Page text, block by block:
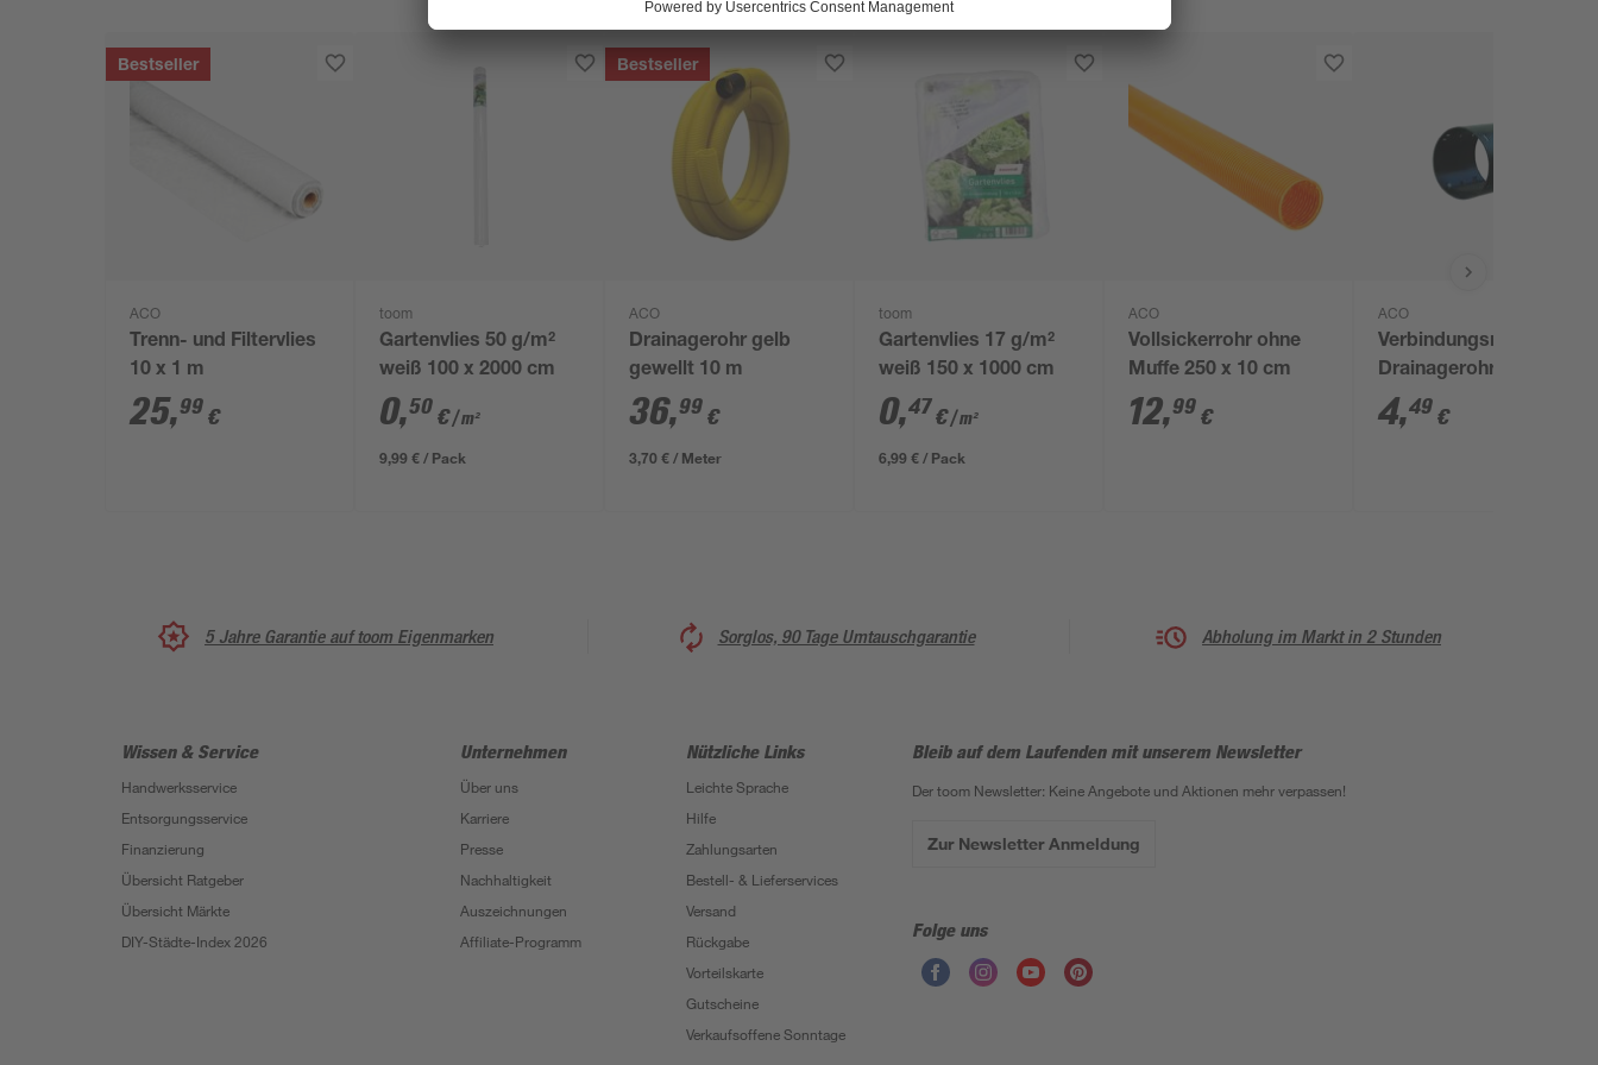
Bestseller
ACO
Trenn- und Filtervlies
10 x 1 m
25,99 €
toom
Gartenvlies 50 g/m²
weiß 100 x 2000 cm
0,50 €/ m²
9,99 € / Pack
Bestseller
ACO
Drainagerohr gelb
gewellt 10 m
36,99 €
3,70 € / Meter
toom
Gartenvlies 17 g/m²
weiß 150 x 1000 cm
0,47€/ m²
6,99 € / Pack
ACO
Vollsickerrohr ohne
Muffe 250 x 10 cm
12,99 €
ACO
Verbindungsmuffe für
Drainagerohre DN 100
4,49 €
5 Jahre Garantie auf toom Eigenmarken Sorglos, 90 Tage Umtauschgarantie Abholung im Markt in 2 Stunden
Wissen & Service
Handwerksservice
Entsorgungsservice
Finanzierung
Übersicht Ratgeber
Übersicht Märkte
DIY-Städte-Index 2026
Unternehmen
Über uns
Karriere
Presse
Nachhaltigkeit
Auszeichnungen
Affiliate-Programm
Nützliche Links
Leichte Sprache
Hilfe
Zahlungsarten
Bestell- & Lieferservices
Versand
Rückgabe
Vorteilskarte
Gutscheine
Verkaufsoffene Sonntage
Bleib auf dem Laufenden mit unserem Newsletter
Der toom Newsletter: Keine Angebote und Aktionen mehr verpassen!
Zur Newsletter Anmeldung
Folge uns